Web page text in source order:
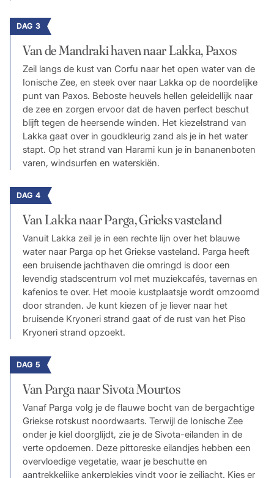
DAG 3
Van de Mandraki haven naar Lakka, Paxos
Zeil langs de kust van Corfu naar het open water van de
Ionische Zee, en steek over naar Lakka op de noordelijke
punt van Paxos. Beboste heuvels hellen geleidellijk naar
de zee en zorgen ervoor dat de haven perfect beschut
blijft tegen de heersende winden. Het kiezelstrand van
Lakka gaat over in goudkleurig zand als je in het water
stapt. Op het strand van Harami kun je in bananenboten
varen, windsurfen en waterskiën.
DAG 4
Van Lakka naar Parga, Grieks vasteland
Vanuit Lakka zeil je in een rechte lijn over het blauwe
water naar Parga op het Griekse vasteland. Parga heeft
een bruisende jachthaven die omringd is door een
levendig stadscentrum vol met muziekcafés, tavernas en
kafenios te over. Het mooie kustplaatsje wordt omzoomd
door stranden. Je kunt kiezen of je liever naar het
bruisende Kryoneri strand gaat of de rust van het Piso
Kryoneri strand opzoekt.
DAG 5
Van Parga naar Sivota Mourtos
Vanaf Parga volg je de flauwe bocht van de bergachtige
Griekse rotskust noordwaarts. Terwijl de Ionische Zee
onder je kiel doorglijdt, zie je de Sivota-eilanden in de
verte opdoemen. Deze pittoreske eilandjes hebben een
overvloedige vegetatie, waar je beschutte en
aantrekkelijke ankerplekjes vindt voor je zeiljacht. Kies er